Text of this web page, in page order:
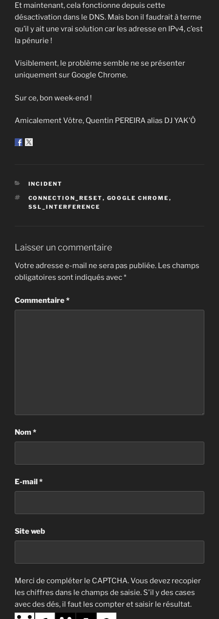
Et maintenant, cela fonctionne depuis cette
désactivation dans le DNS. Mais bon il faudrait à terme
qu’il y ait une vrai solution car les adresse en IPv4, c’est
la pénurie !
Visiblement, le problème semble ne se présenter
uniquement sur Google Chrome.
Sur ce, bon week-end !
Amicalement Vôtre, Quentin PEREIRA alias DJ YAK’Ô
CATÉGORIES
INCIDENT
ÉTIQUETTES
CONNECTION_RESET, GOOGLE CHROME ,
SSL_INTERFERENCE
Laisser un commentaire
Votre adresse e-mail ne sera pas publiée. Les champs
obligatoires sont indiqués avec*
Commentaire*
Nom*
E-mail*
Site web
Merci de compléter le CAPTCHA. Vous devez recopier
les chiffres dans le champs de saisie. S'il y des cases
avec des dés, il faut les compter et saisir le résultat.